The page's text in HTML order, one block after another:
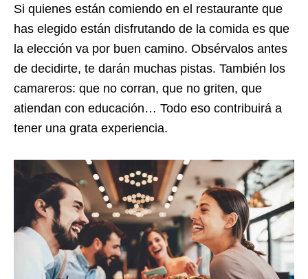
Si quienes están comiendo en el restaurante que
has elegido están disfrutando de la comida es que
la elección va por buen camino. Obsérvalos antes
de decidirte, te darán muchas pistas. También los
camareros: que no corran, que no griten, que
atiendan con educación… Todo eso contribuirá a
tener una grata experiencia.